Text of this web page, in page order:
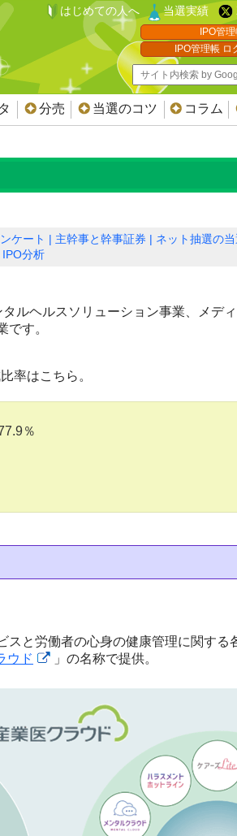
はじめての人へ 当選実績
IPO管
IPO管理帳 ロ
分売 当選のコツ コラム
ケート 主幹事と幹事証券 ネット抽選の
IPO分析
タルヘルスソリューション事業、メデ
です。
率はこちら。
％
スと労働者の心身の健康管理に関する
ウド 」の名称で提供。